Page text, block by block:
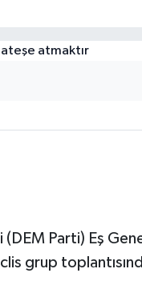
Parti) Eş
grup